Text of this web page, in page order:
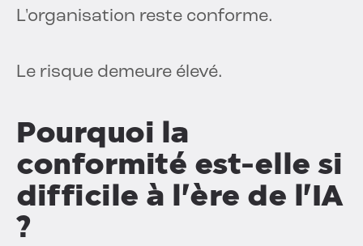
L'organisation reste conforme.
Le risque demeure élevé.
Pourquoi la
conformité est-elle si
difficile à l'ère de l'IA
?